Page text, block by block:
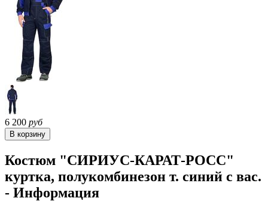
6 200 руб
Костюм "СИРИУС-КАРАТ-РОСС"
куртка, полукомбинезон т. синий с вас.
- Информация